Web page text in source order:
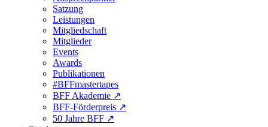
Satzung
Leistungen
Mitgliedschaft
Mitglieder
Events
Awards
Publikationen
#BFFmastertapes
BFF Akademie ↗︎
BFF-Förderpreis ↗︎
50 Jahre BFF ↗︎